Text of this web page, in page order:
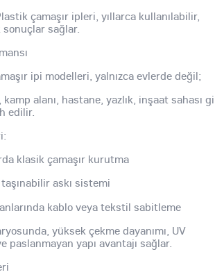
çamaşır ipleri, yıllarca kullanılabilir,
sağlar.
ipi modelleri, yalnızca evlerde değil;
alanı, hastane, yazlık, inşaat sahası
edilir.
klasik çamaşır kurutma
askı sistemi
kablo veya tekstil sabitleme
yüksek çekme dayanımı, UV
paslanmayan yapı avantajı sağlar.